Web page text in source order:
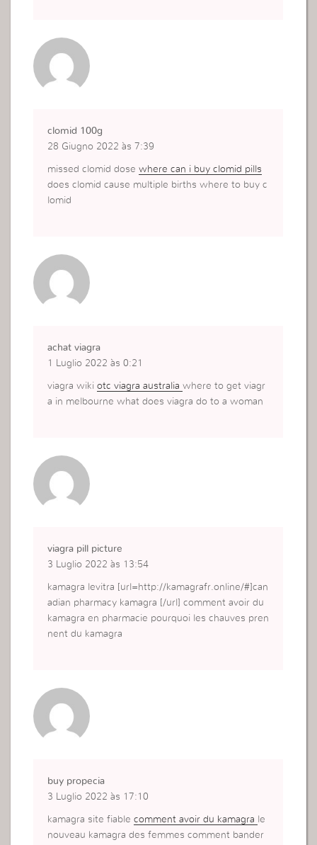
clomid 100g
28 Giugno 2022 às 7:39
missed clomid dosewhere can i buy clomid pills
does clomid cause multiple births where to buy c
lomid
achat viagra
1 Luglio 2022 às 0:21
viagra wikiotc viagra australiawhere to get viagr
a in melbourne what does viagra do to a woman
viagra pill picture
3 Luglio 2022 às 13:54
kamagra levitra [url=http://kamagrafr.online/#]can
adian pharmacy kamagra [/url] comment avoir du
kamagra en pharmacie pourquoi les chauves pren
nent du kamagra
buy propecia
3 Luglio 2022 às 17:10
kamagra site fiablecomment avoir du kamagra le
nouveau kamagra des femmes comment bander